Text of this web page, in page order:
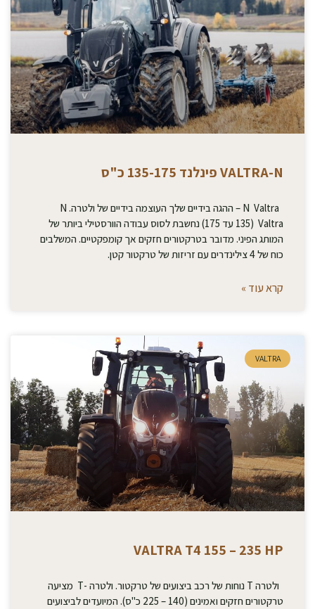
VALTRA-N פינלנד 135-175 כ"ס
N Valtra – ההגה בידיים שלך העוצמה בידיים של ולטרה. N
Valtra (135 עד 175) נחשבת לסוס עבודה הוורסטילי ביותר של
המותג הפיני. מדובר בטרקטורים חזקים אך קומפקטיים. המשלבים
כוח של 4 צילינדרים עם זריזות של טרקטור קטן.
קרא עוד »
VALTRA
VALTRA T4 155 – 235 HP
ולטרה T נוחות של רכב ביצועים של טרקטור. ולטרה -T מציעה
טרקטורים חזקים ואמינים (140 – 225 כ"ס). המיועדים לביצועים